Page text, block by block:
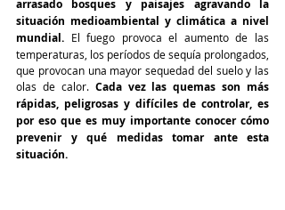
arrasado bosques y paisajes agravando la
situación medioambiental y climática a nivel
mundial. El fuego provoca el aumento de las
temperaturas, los períodos de sequía prolongados,
que provocan una mayor sequedad del suelo y las
olas de calor. Cada vez las quemas son más
rápidas, peligrosas y difíciles de controlar, es
por eso que es muy importante conocer cómo
prevenir y qué medidas tomar ante esta
situación.